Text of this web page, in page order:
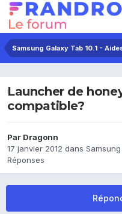
Launcher de
compatible?
Par Dragonn
17 janvier 2012 dans
Réponses